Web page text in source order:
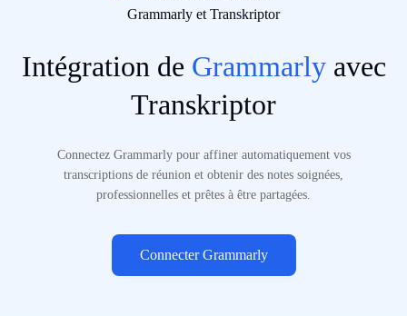
Intégration de Grammarlyavec
Transkriptor
Connectez Grammarly pour affiner automatiquement vos
transcriptions de réunion et obtenir des notes soignées,
professionnelles et prêtes à être partagées.
Connecter Grammarly